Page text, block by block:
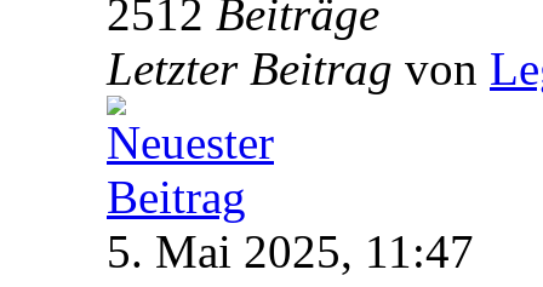
2512 Beiträge
Letzter Beitrag von
5. Mai 2025, 11:47